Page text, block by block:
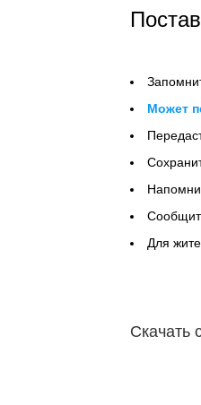
Может
Для
Скачать